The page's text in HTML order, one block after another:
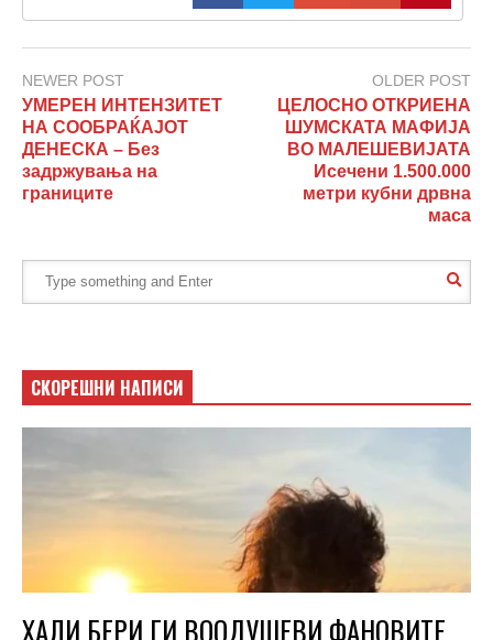
NEWER POST
УМЕРЕН ИНТЕНЗИТЕТ
НА СООБРАЌАЈОТ
ДЕНEСКА – Без
задржувања на
границите
OLDER POST
ЦЕЛОСНО ОТКРИЕНА
ШУМСКАТА МАФИЈА
ВО МАЛЕШЕВИЈАТА
Исечени 1.500.000
метри кубни дрвна
маса
СКОРЕШНИ НАПИСИ
ХАЛИ БЕРИ ГИ ВООДУШЕВИ ФАНОВИТЕ